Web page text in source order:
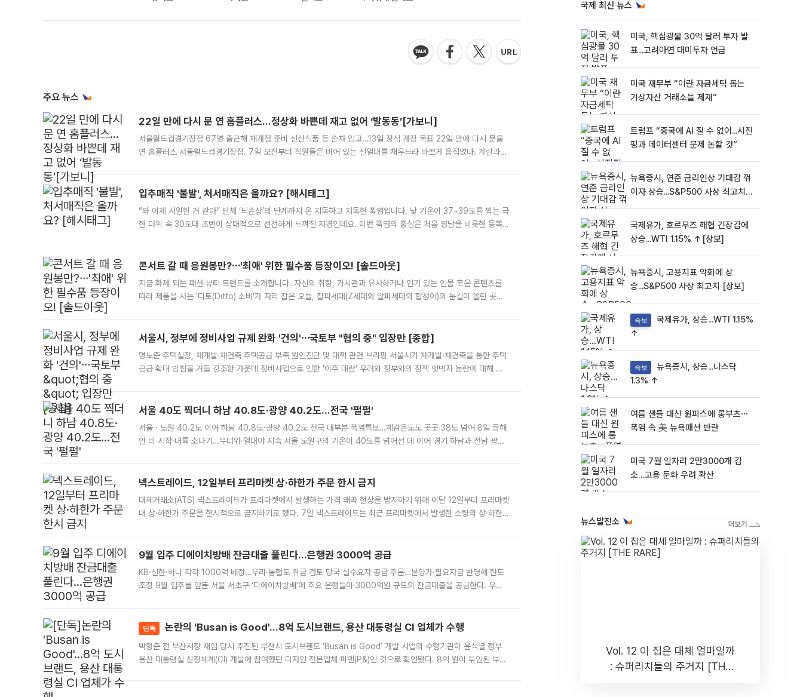
주요 뉴스
22일 만에 다시 문 연 홈플러스…정상화 바쁜데 재고 없어 ‘발동동’[가보니]
서울월드컵경기장점 67명 출근해 재개점 준비 신선식품 등 순차 입고…13일 정식 개장 목표 22일 만에 다시 문을
연 홈플러스 서울월드컵경기장점. 7일 오전부터 직원들은 비어 있는 진열대를 채우느라 바쁘게 움직였다. 계란과
입추매직 '불발', 처서매직은 올까요? [해시태그]
“와 이제 시원한 거 같아” 단체 ‘뇌손상’의 단계까지 온 지독하고 지독한 폭염입니다. 낮 기온이 37~39도를 찍는 극
한 더위 속 30도대 초반이 상대적으로 선선하게 느껴질 지경인데요. 이번 폭염의 중심은 처음 영남을 비롯한 동쪽
콘서트 갈 때 응원봉만?⋯'최애' 위한 필수품 등장이오! [솔드아웃]
지금 화제 되는 패션·뷰티 트렌드를 소개합니다. 자신의 취향, 가치관과 유사하거나 인기 있는 인물 혹은 콘텐츠를
따라 제품을 사는 '디토(Ditto) 소비'가 자리 잡은 오늘, 잘파세대(Z세대와 알파세대의 합성어)의 눈길이 쏠린 곳은
서울시, 정부에 정비사업 규제 완화 '건의'⋯국토부 "협의 중" 입장만 [종합]
명노준 주택실장, 재개발·재건축 주택공급 부족 원인진단 및 대책 관련 브리핑 서울시가 재개발·재건축을 통한 주택
공급 확대 방침을 거듭 강조한 가운데 정비사업으로 인한 '이주 대란' 우려와 정부와의 정책 엇박자 논란에 대해 정
서울 40도 찍더니 하남 40.8도·광양 40.2도…전국 '펄펄'
서울ㆍ노원 40.2도 이어 하남 40.8도·광양 40.2도 전국 대부분 폭염특보…체감온도도 곳곳 38도 넘어 8일 동해
안 비 시작·내륙 소나기…무더위·열대야 지속 서울 노원구의 기온이 40도를 넘어선 데 이어 경기 하남과 전남 광양
넥스트레이드, 12일부터 프리마켓 상·하한가 주문 한시 금지
대체거래소(ATS) 넥스트레이드가 프리마켓에서 발생하는 가격 왜곡 현상을 방지하기 위해 이달 12일부터 프리마켓
내 상·하한가 주문을 한시적으로 금지하기로 했다. 7일 넥스트레이드는 최근 프리마켓에서 발생한 소량의 상·하한
9월 입주 디에이치방배 잔금대출 풀린다…은행권 3000억 공급
KB·신한·하나 각각 1000억 배정…우리·농협도 취급 검토 당국 실수요자 공급 주문…분양가·필요자금 반영해 한도
조정 9월 입주를 앞둔 서울 서초구 ‘디에이치방배’에 주요 은행들이 3000억원 규모의 잔금대출을 공급한다. 우리
단독 논란의 'Busan is Good'…8억 도시브랜드, 용산 대통령실 CI 업체가 수행
박형준 전 부산시장 재임 당시 추진된 부산시 도시브랜드 ‘Busan is Good’ 개발 사업의 수행기관이 윤석열 정부
용산 대통령실 상징체계(CI) 개발에 참여했던 디자인 전문업체 피앤(P&)인 것으로 확인됐다. 8억 원이 투입된 부산
국제 최신 뉴스
미국, 핵심광물 30억 달러 투자 발
표...고려아연 대미투자 언급
미국 재무부 “이란 자금세탁 돕는
가상자산 거래소들 제재”
트럼프 “중국에 AI 질 수 없어...시진
핑과 데이터센터 문제 논할 것”
뉴욕증시, 연준 금리인상 기대감 꺾
이자 상승...S&P500 사상 최고치
국제유가, 호르무즈 해협 긴장감에
상승...WTI 1.15% ↑[상보]
뉴욕증시, 고용지표 악화에 상
승...S&P500 사상 최고치 [상보]
속보
↑
속보
1.3% ↑
여름 샌들 대신 원피스에 롱부츠⋯
폭염 속 美 뉴욕패션 반란
미국 7월 일자리 2만3000개 감
소…고용 둔화 우려 확산
뉴스발전소
Vol. 12 이 집은 대체 얼마일까
: 슈퍼리치들의 주거지 [THE